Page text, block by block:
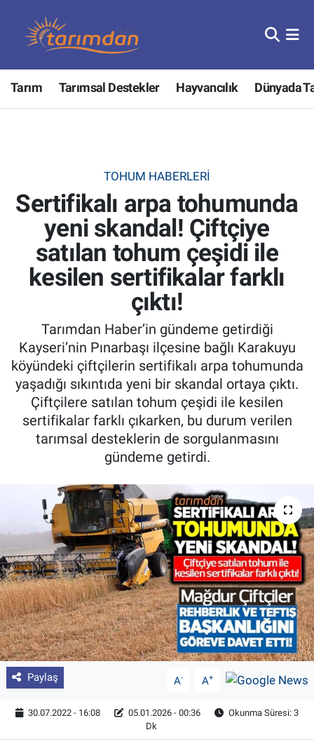
Tarım Tarımsal Destekler Hayvancılık Dünyada
TOHUM HABERLERI
Sertifikalı arpa tohumunda
yeni skandal! Çiftçiye
satılan tohum çeşidi ile
kesilen sertifikalar farklı
çıktı!
Tarımdan Haber’in gündeme getirdiği
Kayseri’nin Pınarbaşı ilçesine bağlı Karakuyu
köyündeki çiftçilerin sertifikalı arpa tohumunda
yaşadığı sıkıntıda yeni bir skandal ortaya çıktı.
Çiftçilere satılan tohum çeşidi ile kesilen
sertifikalar farklı çıkarken, bu durum verilen
tarımsal desteklerin de sorgulanmasını
gündeme getirdi.
Paylaş A- A+
30.07.2022 - 16:08 05.01.2026 - 00:36
Okunma Süresi: 3
Dk
Tarım
Hayvancılık
Tarımsal Destekler
Tarım Bakanlığı
TZOB
Tarım Kredi Kooperatifleri
Pankobirlik
Et fiyatları
Tarım Bilgisi
Yetiştirici Soruyor
Dünyada Tarım
Üretici Birlikleri
Şeker ve Şekerli Mamüller
Tahıllar ve Baklagiller
Tohum
Nöbetçi Eczaneler
Hava Durumu
Tüm Manşetler
Son Dakika Haberleri
Haber Arşivi